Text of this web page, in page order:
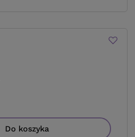
Do koszyka